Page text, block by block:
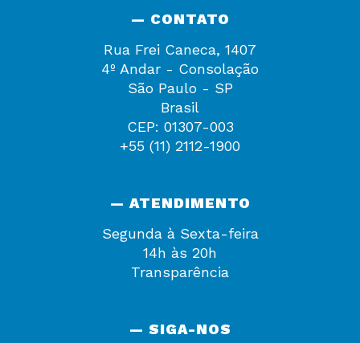
— CONTATO
Rua Frei Caneca, 1407
4º Andar - Consolação
São Paulo - SP
Brasil
CEP: 01307-003
+55 (11) 2112-1900
— ATENDIMENTO
Segunda à Sexta-feira
14h às 20h
Transparência
— SIGA-NOS